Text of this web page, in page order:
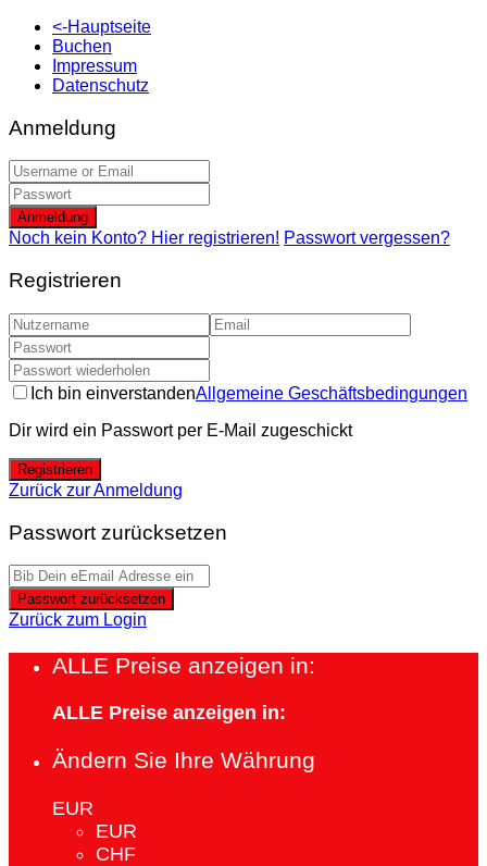
<-Hauptseite
Buchen
Impressum
Datenschutz
Anmeldung
Anmeldung
Noch kein Konto? Hier registrieren! Passwort vergessen?
Registrieren
Ich bin einverstandenAllgemeine Geschäftsbedingungen
Dir wird ein Passwort per E-Mail zugeschickt
Registrieren
Zurück zur Anmeldung
Passwort zurücksetzen
Passwort zurücksetzen
Zurück zum Login
ALLE Preise anzeigen in:
ALLE Preise anzeigen in:
Ändern Sie Ihre Währung
EUR
EUR
CHF